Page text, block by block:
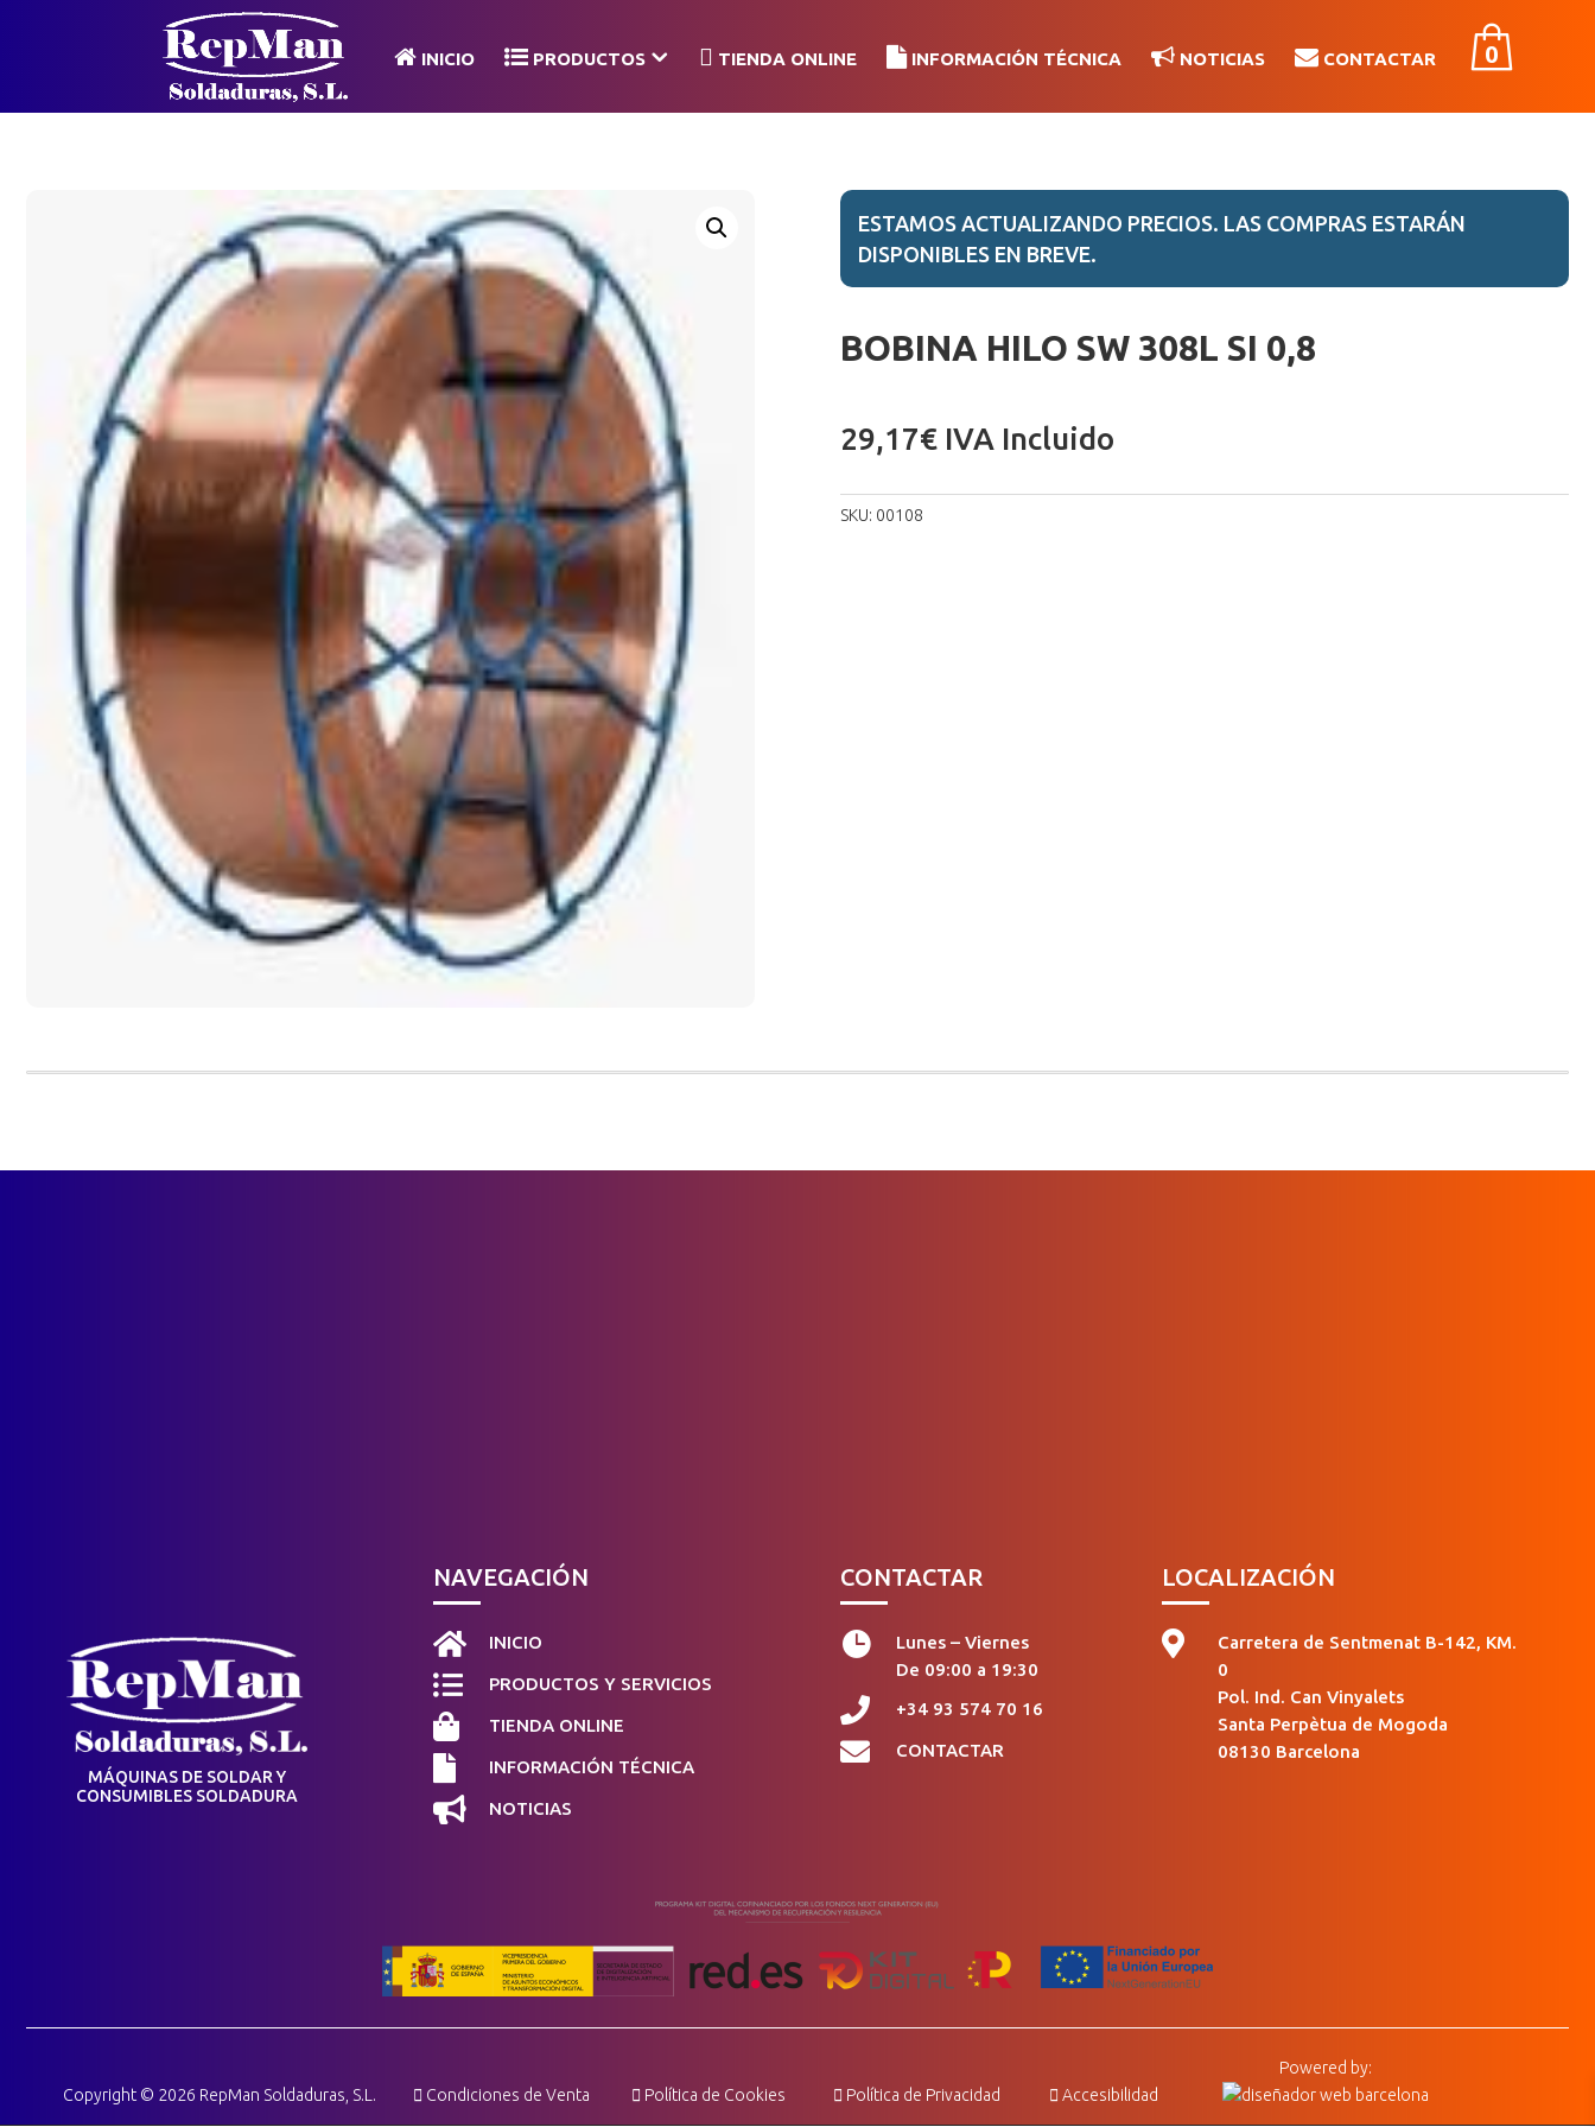
INICIO PRODUCTOS TIENDA ONLINE INFORMACIÓN TÉCNICA NOTICIAS CONTACTAR
ESTAMOS ACTUALIZANDO PRECIOS. LAS COMPRAS ESTARÁN
DISPONIBLES EN BREVE.
BOBINA HILO SW 308L SI 0,8
29,17€ IVA Incluido
SKU: 00108
MÁQUINAS DE SOLDAR Y
CONSUMIBLES SOLDADURA
NAVEGACIÓN
 INICIO
 PRODUCTOS Y SERVICIOS
 TIENDA ONLINE
 INFORMACIÓN TÉCNICA
 NOTICIAS
CONTACTAR

Lunes – Viernes
De 09:00 a 19:30
 +34 93 574 70 16
 CONTACTAR
LOCALIZACIÓN

Carretera de Sentmenat B-142, KM.
0
Pol. Ind. Can Vinyalets
Santa Perpètua de Mogoda
08130 Barcelona
Copyright © 2026 RepMan Soldaduras, S.L. Condiciones de Venta Política de Cookies Política de Privacidad Accesibilidad
Powered by:
0